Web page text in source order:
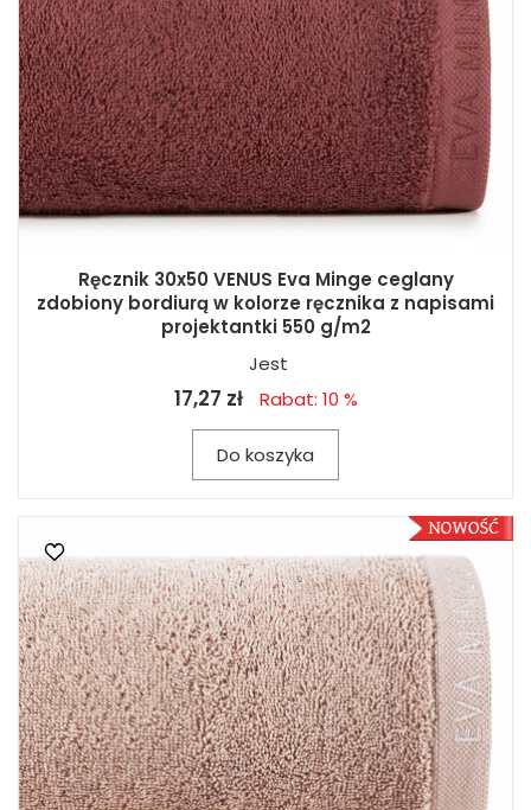
Ręcznik 30x50 VENUS Eva Minge ceglany
zdobiony bordiurą w kolorze ręcznika z napisami
projektantki 550 g/m2
Jest
17,27 zł Rabat: 10 %
Do koszyka